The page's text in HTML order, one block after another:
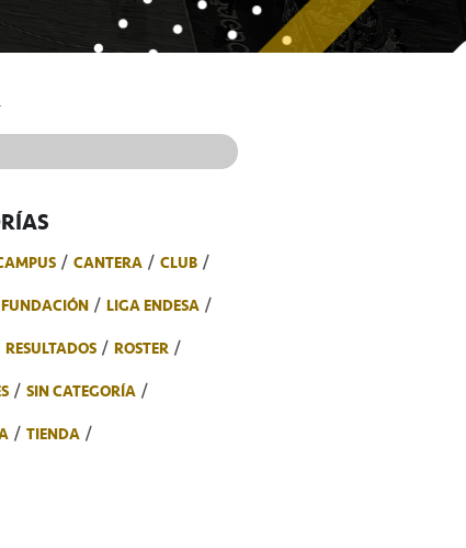
CANTERA
CLUB
FUNDACIÓN
LIGA ENDESA
RESULTADOS
ROSTER
SIN CATEGORÍA
TIENDA